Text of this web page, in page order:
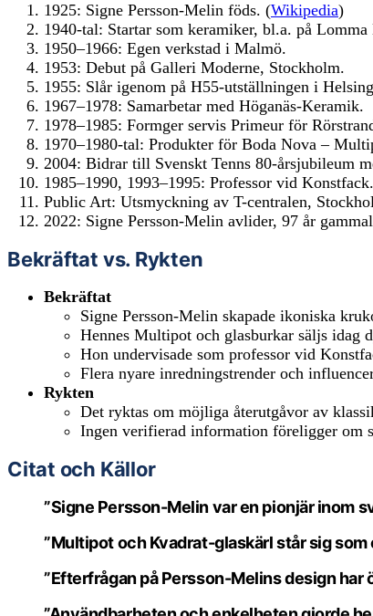
1925: Signe Persson-Melin föds. (Wikipedia)
1940-tal: Startar som keramiker, bl.a. på Lomma
1950–1966: Egen verkstad i Malmö.
1953: Debut på Galleri Moderne, Stockholm.
1955: Slår igenom på H55-utställningen i
1967–1978: Samarbetar med Höganäs-Keramik.
1978–1985: Formger servis Primeur för
1970–1980-tal: Produkter för Boda Nova –
2004: Bidrar till Svenskt Tenns 80-årsjubileum
1985–1990, 1993–1995: Professor vid Konstfack.
Public Art: Utsmyckning av T-centralen,
2022: Signe Persson-Melin avlider, 97 år
Bekräftat vs. Rykten
Bekräftat
Signe Persson-Melin skapade ikoniska
Hennes Multipot och glasburkar säljs idag
Hon undervisade som professor vid
Flera nyare inredningstrender och
Rykten
Det ryktas om möjliga återutgåvor av
Ingen verifierad information föreligger om
Citat och Källor
”Signe Persson-Melin var en pionjär inom
”Multipot och Kvadrat-glaskärl står sig
”Efterfrågan på Persson-Melins design